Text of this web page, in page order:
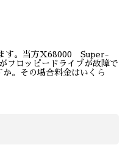
ます。当方X68000 Super-
ロッピードライブが故障で
。その場合料金はいくら